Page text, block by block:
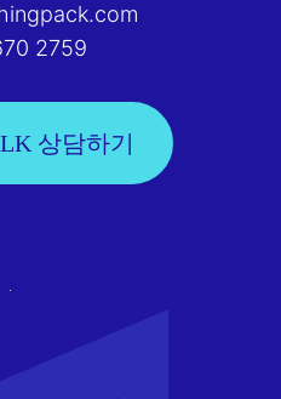
2759
상담하기